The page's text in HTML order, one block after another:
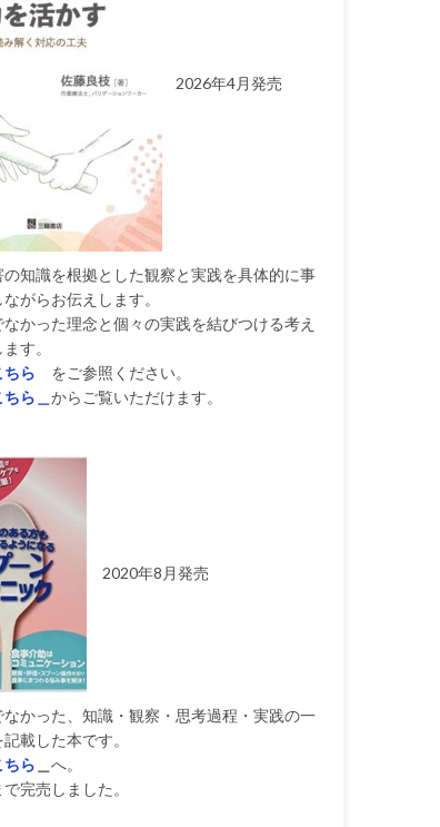
2026年4月発売
知識を根拠とした観察と実践を具体的に事
がらお伝えします。
かった理念と個々の実践を結びつける考え
す。
ちら
をご参照ください。
ちら＿ からご覧いただけます。
2020年8月発売
なかった、知識・観察・思考過程・実践の一
載した本です。
ちら
へ。
完売しました。